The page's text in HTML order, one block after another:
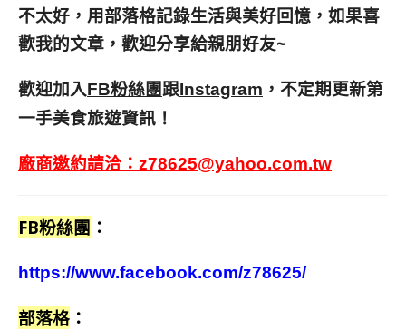
不太好，用部落格記錄生活與美好回憶， 如果喜
歡我的文章，歡迎分享給親朋好友~
歡迎加入FB粉絲團跟Instagram ，不定期更新第
一手美食旅遊資訊！
廠商邀約請洽： z78625@yahoo.com.tw
FB粉絲團 ：
https://www.facebook.com/z78625/
部落格 ：